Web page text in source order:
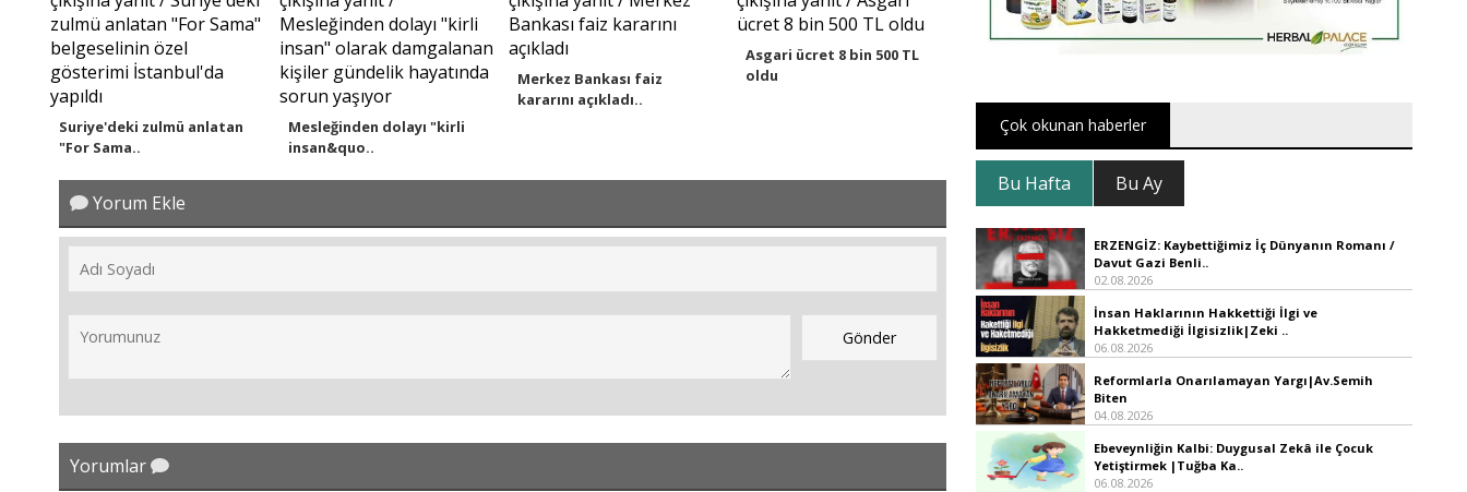
Suriye'deki zulmü anlatan
"For Sama..
Mesleğinden dolayı "kirli
insan&quo..
Merkez Bankası faiz
kararını açıkladı..
Asgari ücret 8 bin 500 TL
oldu
Yorum Ekle
Yorumlar
Çok okunan haberler
Bu Hafta Bu Ay
ERZENGİZ: Kaybettiğimiz İç Dünyanın Romanı /
Davut Gazi Benli..
02.08.2026
İnsan Haklarının Hakkettiği İlgi ve
Hakketmediği İlgisizlik|Zeki ..
06.08.2026
Reformlarla Onarılamayan Yargı|Av.Semih
Biten
04.08.2026
Ebeveynliğin Kalbi: Duygusal Zekâ ile Çocuk
Yetiştirmek |Tuğba Ka..
06.08.2026